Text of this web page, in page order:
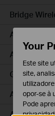
Bridge
Access Pro
Access Plus
GPON
Agile
Access
Your
Este site
site,
opor-se à
Pode